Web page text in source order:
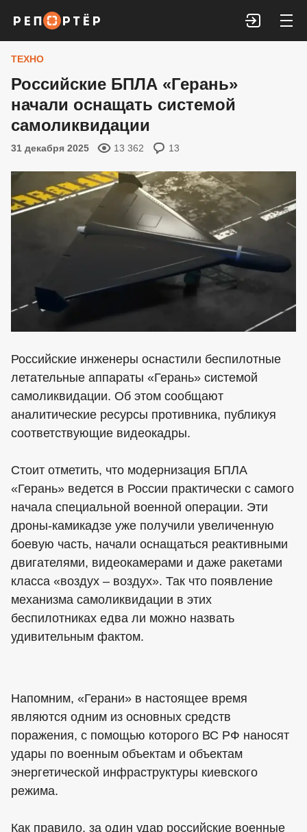
Войти
ТЕХНО
Российские БПЛА «Герань»
начали оснащать системой
самоликвидации
31 декабря 2025 13 362 13
Российские инженеры оснастили беспилотные
летательные аппараты «Герань» системой
самоликвидации. Об этом сообщают
аналитические ресурсы противника, публикуя
соответствующие видеокадры.
Стоит отметить, что модернизация БПЛА
«Герань» ведется в России практически с самого
начала специальной военной операции. Эти
дроны-камикадзе уже получили увеличенную
боевую часть, начали оснащаться реактивными
двигателями, видеокамерами и даже ракетами
класса «воздух – воздух». Так что появление
механизма самоликвидации в этих
беспилотниках едва ли можно назвать
удивительным фактом.
Напомним, «Герани» в настоящее время
являются одним из основных средств
поражения, с помощью которого ВС РФ наносят
удары по военным объектам и объектам
энергетической инфраструктуры киевского
режима.
Как правило, за один удар российские военные